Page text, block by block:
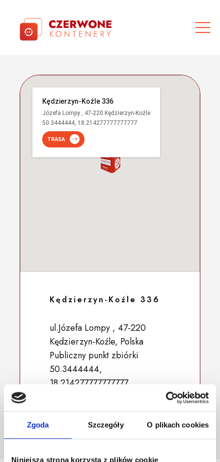
Zgoda Szczegóły O plikach cookies
Niniejsza strona korzysta z plików cookie
Kędzierzyn-Koźle 336
Józefa Lompy , 47-220 Kędzierzyn-Koźle
50.3444444, 18.214277777777777
TRASA
Kędzierzyn-Koźle 336
ul.Józefa Lompy , 47-220
Kędzierzyn-Koźle, Polska
Publiczny punkt zbiórki
50.3444444,
18.214277777777777